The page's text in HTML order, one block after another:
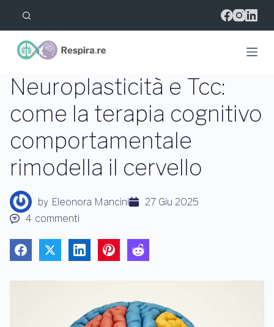
l
l
c
n
t
n
t
o
Neuroplasticità e Tcc:
come la terapia cognitivo
comportamentale
rimodella il cervello
by Eleonora Mancini
27 Giu 2025
4 commenti